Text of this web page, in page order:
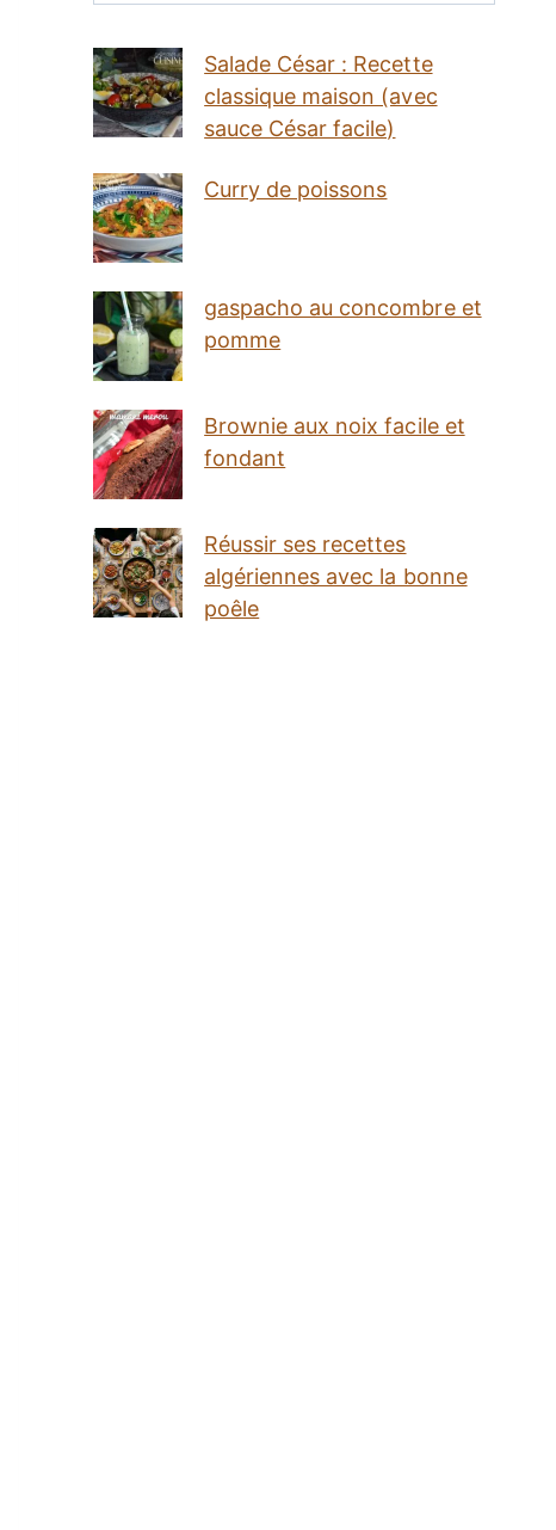
Salade César : Recette
classique maison (avec
sauce César facile)
Curry de poissons
gaspacho au concombre et
pomme
Brownie aux noix facile et
fondant
Réussir ses recettes
algériennes avec la bonne
poêle